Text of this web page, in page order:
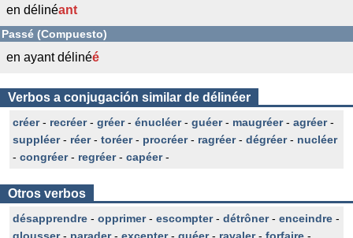
en délinéant
Passé (Compuesto)
en ayant délinéé
Verbos a conjugación similar de délinéer
créer- recréer- gréer- énucléer- guéer- maugréer- agréer-
suppléer- réer- toréer- procréer- ragréer- dégréer- nucléer
- congréer- regréer- capéer-
Otros verbos
désapprendre - opprimer- escompter- détrôner- enceindre -